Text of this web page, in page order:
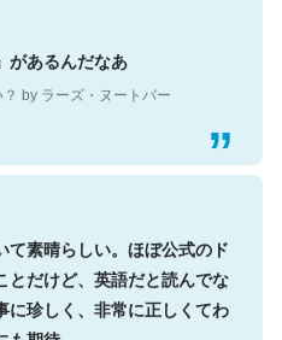
があるんだなあ
て素晴らしい。ほぼ公式のド
だけど、英語だと読んでな
に珍しく、非常に正しくてわ
期待。